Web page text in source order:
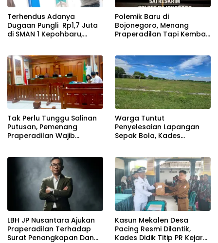
Terhendus Adanya
Dugaan Pungli Rp1,7 Juta
di SMAN 1 Kepohbaru,
Konfirmasi
Polemik Baru di
Bojonegoro, Menang
Praperadilan Tapi Kembali
Tak Perlu Tunggu Salinan
Putusan, Pemenang
Praperadilan Wajib
Warga Tuntut
Penyelesaian Lapangan
Sepak Bola, Kades
Mekanisme
LBH JP Nusantara Ajukan
Praperadilan Terhadap
Surat Penangkapan Dan
Kasun Mekalen Desa
Pacing Resmi Dilantik,
Kades Didik Titip PR Kejar